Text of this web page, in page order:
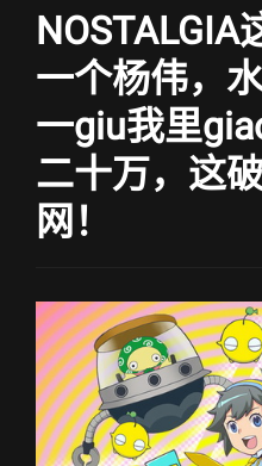
NOSTALGIA
一个杨伟，
一giu我里
二十万，这
网！